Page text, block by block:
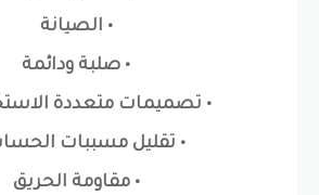
• الصيانة
• صلبة ودائمة
• تصميمات متعددة
• تقليل مسببات
• مقاومة الحريق